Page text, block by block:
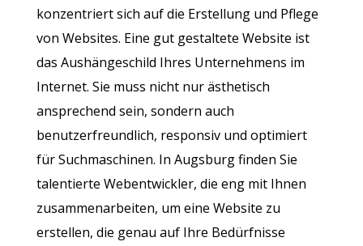
konzentriert sich auf die Erstellung und Pflege
von Websites. Eine gut gestaltete Website ist
das Aushängeschild Ihres Unternehmens im
Internet. Sie muss nicht nur ästhetisch
ansprechend sein, sondern auch
benutzerfreundlich, responsiv und optimiert
für Suchmaschinen. In Augsburg finden Sie
talentierte Webentwickler, die eng mit Ihnen
zusammenarbeiten, um eine Website zu
erstellen, die genau auf Ihre Bedürfnisse